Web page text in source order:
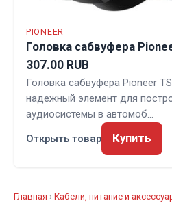
PIONEER
Головка сабвуфера
307.00 RUB
Головка сабвуфера Pioneer
надежный элемент для
аудиосистемы в автомоб…
Открыть товар
Купить
Главная › Кабели, питание и